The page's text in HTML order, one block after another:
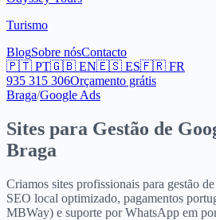
Turismo
BlogSobre nósContacto
🇵🇹 PT🇬🇧 EN🇪🇸 ES🇫🇷 FR
935 315 306Orçamento grátis
Braga/Google Ads
Sites para Gestão de
Braga
Criamos sites profissionais para gestão
SEO local optimizado, pagamentos
MBWay) e suporte por WhatsApp em